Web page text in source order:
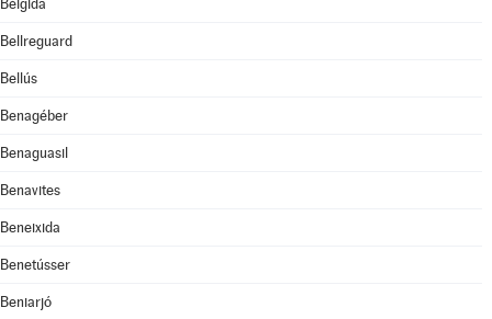
Bèlgida
Bellreguard
Bellús
Benagéber
Benaguasil
Benavites
Beneixida
Benetússer
Beniarjó